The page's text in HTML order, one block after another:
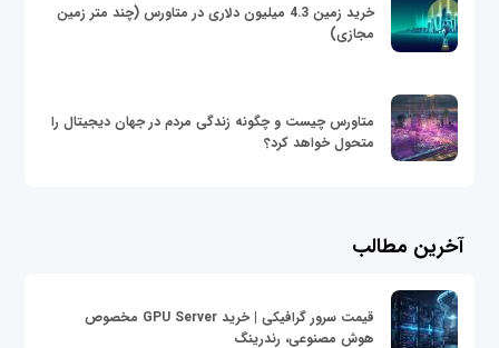
خرید زمین 4.3 میلیون دلاری در متاورس (چند متر زمین
مجازی)
متاورس چیست و چگونه زندگی مردم در جهان دیجیتال را
متحول خواهد کرد؟
آخرین مطالب
قیمت سرور گرافیکی | خرید GPU Server مخصوص
هوش مصنوعی، رندرینگ